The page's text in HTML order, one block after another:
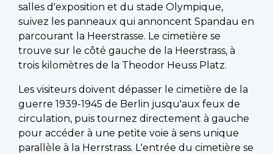
salles d'exposition et du stade Olympique,
suivez les panneaux qui annoncent Spandau en
parcourant la Heerstrasse. Le cimetière se
trouve sur le côté gauche de la Heerstrass, à
trois kilomètres de la Theodor Heuss Platz.
Les visiteurs doivent dépasser le cimetière de la
guerre 1939-1945 de Berlin jusqu'aux feux de
circulation, puis tournez directement à gauche
pour accéder à une petite voie à sens unique
parallèle à la Herrstrass. L'entrée du cimetière se